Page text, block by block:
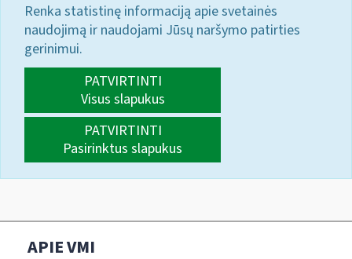
Renka statistinę informaciją apie svetainės
naudojimą ir naudojami Jūsų naršymo patirties
gerinimui.
PATVIRTINTI
Visus slapukus
PATVIRTINTI
Pasirinktus slapukus
APIE VMI